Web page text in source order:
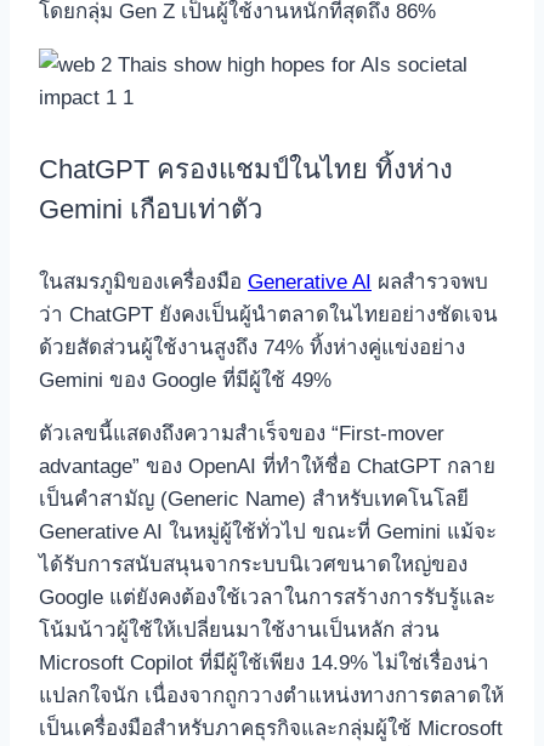
โดยกลุ่ม Gen Z เป็นผู้ใช้งานหนักที่สุดถึง 86%
ChatGPT ครองแชมป์ในไทย ทิ้งห่าง
Gemini เกือบเท่าตัว
ในสมรภูมิของเครื่องมือ Generative AI ผลสำรวจพบ
ว่า ChatGPT ยังคงเป็นผู้นำตลาดในไทยอย่างชัดเจน
ด้วยสัดส่วนผู้ใช้งานสูงถึง 74% ทิ้งห่างคู่แข่งอย่าง
Gemini ของ Google ที่มีผู้ใช้ 49%
ตัวเลขนี้แสดงถึงความสำเร็จของ “First-mover
advantage” ของ OpenAI ที่ทำให้ชื่อ ChatGPT กลาย
เป็นคำสามัญ (Generic Name) สำหรับเทคโนโลยี
Generative AI ในหมู่ผู้ใช้ทั่วไป ขณะที่ Gemini แม้จะ
ได้รับการสนับสนุนจากระบบนิเวศขนาดใหญ่ของ
Google แต่ยังคงต้องใช้เวลาในการสร้างการรับรู้และ
โน้มน้าวผู้ใช้ให้เปลี่ยนมาใช้งานเป็นหลัก ส่วน
Microsoft Copilot ที่มีผู้ใช้เพียง 14.9% ไม่ใช่เรื่องน่า
แปลกใจนัก เนื่องจากถูกวางตำแหน่งทางการตลาดให้
เป็นเครื่องมือสำหรับภาคธุรกิจและกลุ่มผู้ใช้ Microsoft